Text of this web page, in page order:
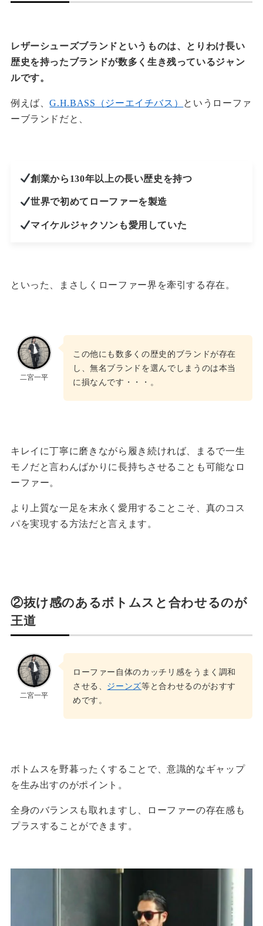
レザーシューズブランドというものは、とりわけ長い
歴史を持ったブランドが数多く生き残っているジャン
ルです。
例えば、G.H.BASS（ジーエイチバス） というローファ
ーブランドだと、
創業から130年以上の長い歴史を持つ
世界で初めてローファーを製造
マイケルジャクソンも愛用していた
といった、まさしくローファー界を牽引する存在。
二宮一平
この他にも数多くの歴史的ブランドが存在
し、無名ブランドを選んでしまうのは本当
に損なんです・・・。
キレイに丁寧に磨きながら履き続ければ、まるで一生
モノだと言わんばかりに長持ちさせることも可能なロ
ーファー。
より上質な一足を末永く愛用することこそ、真のコス
パを実現する方法だと言えます。
②抜け感のあるボトムスと合わせるのが
王道
二宮一平
ローファー自体のカッチリ感をうまく調和
させる、 ジーンズ等と合わせるのがおすす
めです。
ボトムスを野暮ったくすることで、意識的なギャップ
を生み出すのがポイント。
全身のバランスも取れますし、ローファーの存在感も
プラスすることができます。